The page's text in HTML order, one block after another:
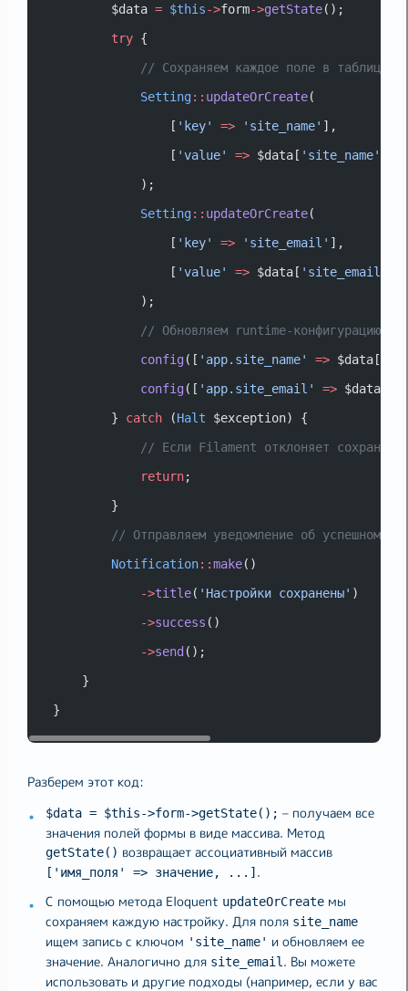
        $data
= $this->form->getState();
try {
// Сохраняем каждое поле в таблицу
Setting:: updateOrCreate(
                [
'key' => 'site_name' ],
                [
'value' => $data[ 'site_name'
            );
Setting:: updateOrCreate(
                [
'key' => 'site_email' ],
                [
'value' => $data[ 'site_email'
            );
// Обновляем runtime-конфигурацию
config([ 'app.site_name' => $data[
config([ 'app.site_email' => $data[
        }
catch (Halt $exception) {
// Если Filament отклоняет
return;
        }
// Отправляем уведомление об успешном
Notification::make()
->title( 'Настройки сохранены' )
->success ()
->send ();
    }
}
Разберем этот код:
$data = $this->form->getState(); – получаем все
значения полей формы в виде массива. Метод
getState() возвращает ассоциативный массив
['имя_поля' => значение, ...] .
С помощью метода Eloquent updateOrCreate мы
сохраняем каждую настройку. Для поля site_name
ищем запись с ключом 'site_name' и обновляем ее
значение. Аналогично для site_email. Вы можете
использовать и другие подходы (например, если у вас